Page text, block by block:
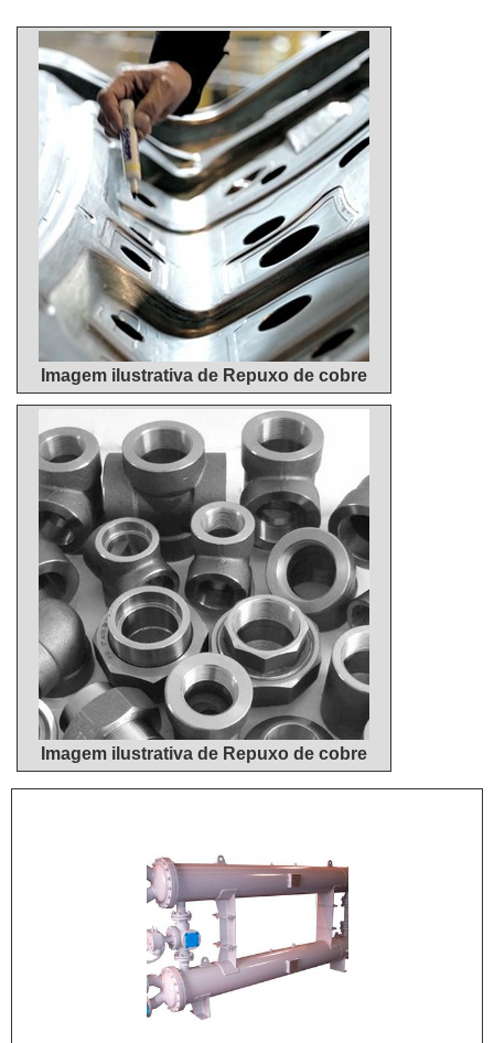
resultados dos clientes.OUTRAS INFORMAÇÕES
SOBRE PINTURA INDUSTRIAL BAHIA...
Imagem ilustrativa de Repuxo de cobre
Imagem ilustrativa de Repuxo de cobre